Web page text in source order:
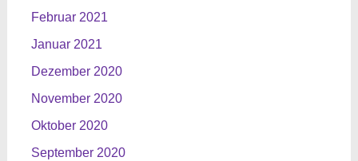
Februar 2021
Januar 2021
Dezember 2020
November 2020
Oktober 2020
September 2020